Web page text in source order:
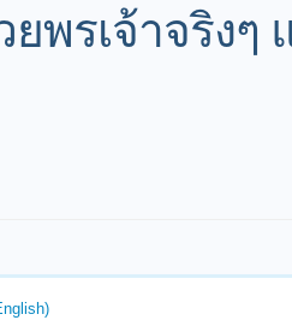
ยพรเจ้าจริง